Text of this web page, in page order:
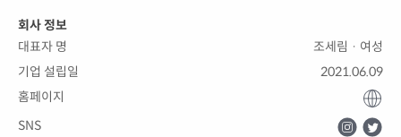
회사 정보
대표자 명
조세림 · 여성
기업 설립일
2021.06.09
홈페이지
SNS